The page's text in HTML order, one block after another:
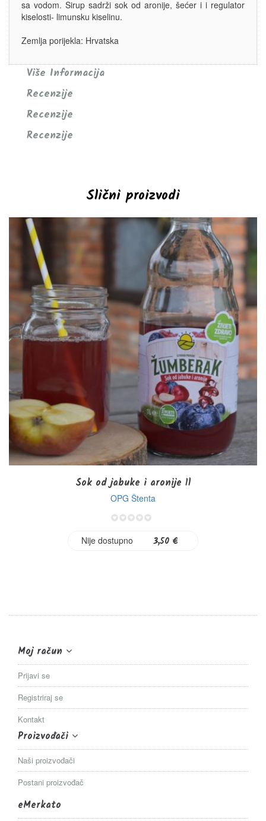
sa vodom. Sirup sadrži sok od aronije, šećer i i regulator
kiselosti- limunsku kiselinu.
Zemlja porijekla: Hrvatska
Više Informacija
Recenzije
Recenzije
Recenzije
Slični proizvodi
Sok od jabuke i aronije 1l
OPG Štenta
Nije dostupno
3,50 €
Moj račun
Prijavi se
Registriraj se
Kontakt
Proizvođači
Naši proizvođači
Postani proizvođač
eMerkato